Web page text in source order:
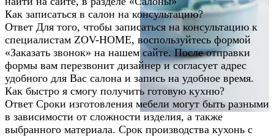
Как записаться в салон на консультацию?
Ответ Для того, чтобы записаться на консультацию к
специалистам ZOV-HOME, воспользуйтесь формой
«Заказать звонок» на нашем сайте. После отправки
формы вам перезвонит дизайнер и согласует адрес
удобного для Вас салона и запись на удобное время.
Как быстро я смогу получить готовую кухню?
Ответ Сроки изготовления мебели могут быть разными
в зависимости от сложности изделия, а также
выбранного материала. Срок производства кухонь с